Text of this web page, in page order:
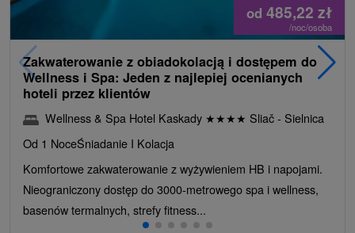
od 485,22 zł
/noc/osoba
Zakwaterowanie z obiadokolacją i dostępem do
Wellness i Spa: Jeden z najlepiej ocenianych
hoteli przez klientów
Wellness & Spa Hotel Kaskady ★★★★ Sliač - Sielnica
Od 1 NoceŚniadanie I Kolacja
Komfortowe zakwaterowanie z wyżywieniem HB i napojami.
Nieograniczony dostęp do 3000-metrowego spa i wellness,
basenów termalnych, strefy fitness...